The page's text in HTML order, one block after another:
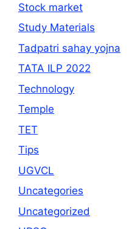
Stock market
Study Materials
Tadpatri sahay yojna
TATA ILP 2022
Technology
Temple
TET
Tips
UGVCL
Uncategories
Uncategorized